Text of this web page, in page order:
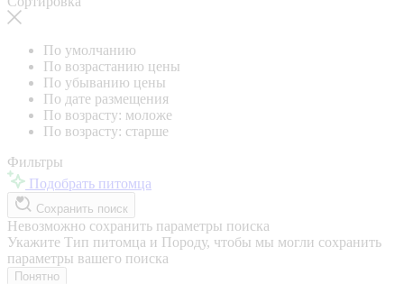
По умолчанию
По возрастанию цены
По убыванию цены
По дате размещения
По возрасту: моложе
По возрасту: старше
Фильтры
Подобрать питомца
Сохранить поиск
Невозможно сохранить параметры поиска
Укажите Тип питомца и Породу, чтобы мы могли сохранить
параметры вашего поиска
Понятно